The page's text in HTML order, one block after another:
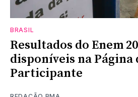
BRASIL
Resultados do Enem
disponíveis na Página
Participante